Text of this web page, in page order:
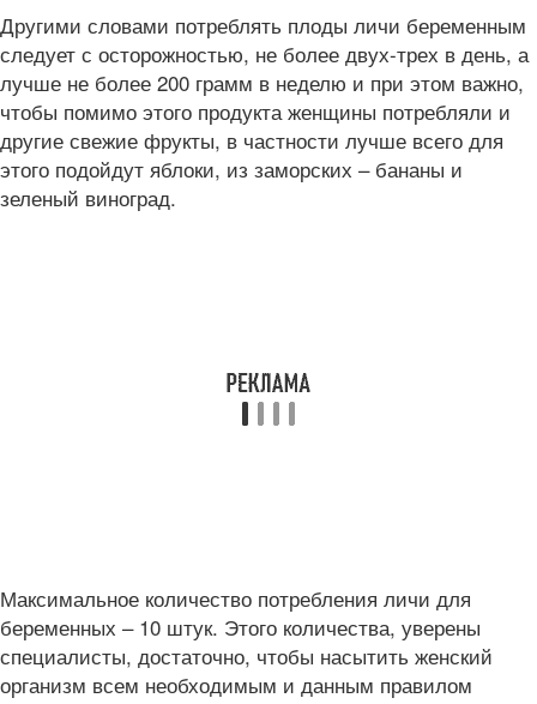
Другими словами потреблять плоды личи беременным
следует с осторожностью, не более двух-трех в день, а
лучше не более 200 грамм в неделю и при этом важно,
чтобы помимо этого продукта женщины потребляли и
другие свежие фрукты, в частности лучше всего для
этого подойдут яблоки, из заморских – бананы и
зеленый виноград.
Максимальное количество потребления личи для
беременных – 10 штук. Этого количества, уверены
специалисты, достаточно, чтобы насытить женский
организм всем необходимым и данным правилом